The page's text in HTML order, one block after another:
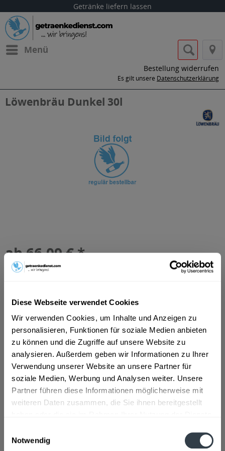
Diese Webseite verwendet Cookies
Wir verwenden Cookies, um Inhalte und Anzeigen zu
personalisieren, Funktionen für soziale Medien anbieten
zu können und die Zugriffe auf unsere Website zu
analysieren. Außerdem geben wir Informationen zu Ihrer
Verwendung unserer Website an unsere Partner für
soziale Medien, Werbung und Analysen weiter. Unsere
Partner führen diese Informationen möglicherweise mit
weiteren Daten zusammen, die Sie ihnen bereitgestellt
Notwendig
Getränke liefern lassen
Menü
Bestellung widerrufen
Es gilt unsere Datenschutzerklärung
Löwenbräu Dunkel 30l
ab 66,09 € *
Inhalt:30 Liter (2,20 € * / 1 Liter)
inkl. MwSt. ggf. zzgl. Erschwerniszuschlag
MEHRWEG
+30,00 € Pfand
In denWarenkorb
Artikel-Nr.:
29674
Verfügbar in:
Beschreibung
Zutaten und Allergene